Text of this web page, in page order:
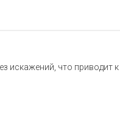
искажений, что приводит